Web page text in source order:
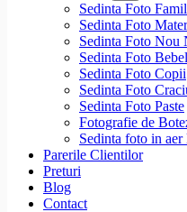
Sedinta Foto
Sedinta Foto
Sedinta Foto Nou
Sedinta Foto
Sedinta Foto Copii
Sedinta Foto
Sedinta Foto Paste
Fotografie de
Sedinta foto in aer
Parerile Clientilor
Preturi
Blog
Contact